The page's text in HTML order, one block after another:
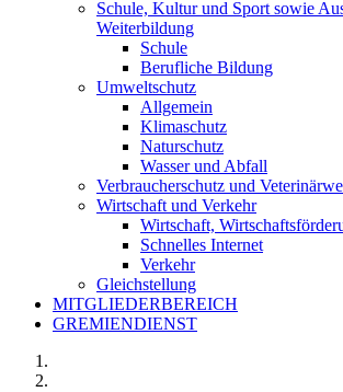
Schule, Kultur und Sport sowie
Weiterbildung
Schule
Berufliche Bildung
Umweltschutz
Allgemein
Klimaschutz
Naturschutz
Wasser und Abfall
Verbraucherschutz und
Wirtschaft und Verkehr
Wirtschaft,
Schnelles Internet
Verkehr
Gleichstellung
MITGLIEDERBEREICH
GREMIENDIENST